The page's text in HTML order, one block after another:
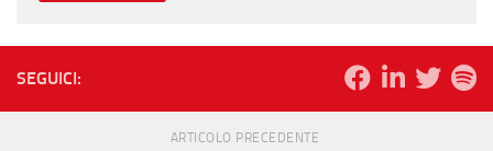
SEGUICI:
ARTICOLO PRECEDENTE